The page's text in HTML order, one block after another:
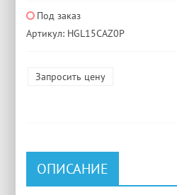
Под заказ
Артикул: HGL15CAZ0P
Запросить цену
ОПИСАНИЕ